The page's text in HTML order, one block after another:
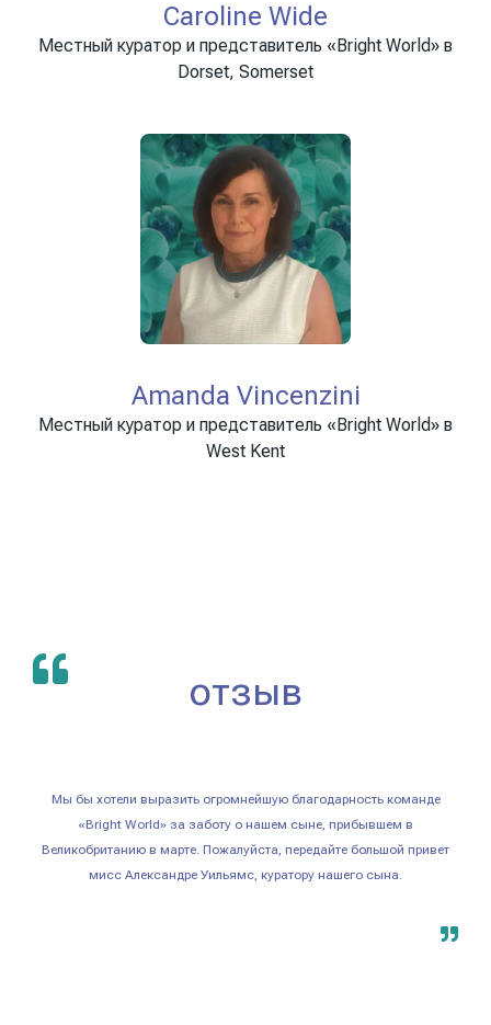
Caroline Wide
Местный куратор и представитель «Bright World» в
Dorset, Somerset
Amanda Vincenzini
Местный куратор и представитель «Bright World» в
West Kent
отзыв
Мы бы хотели выразить огромнейшую благодарность команде
«Bright World» за заботу о нашем сыне, прибывшем в
Великобританию в марте. Пожалуйста, передайте большой привет
мисс Александре Уильямс, куратору нашего сына.